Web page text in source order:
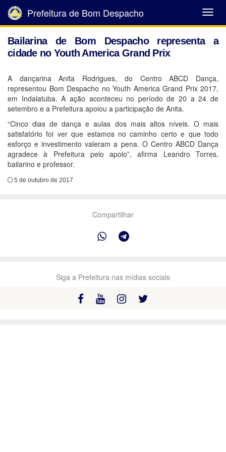
Abrir
Menu
Prefeitura de Bom Despacho
Bailarina de Bom Despacho representa a
cidade no Youth America Grand Prix
A dançarina Anita Rodrigues, do Centro ABCD Dança,
representou Bom Despacho no Youth America Grand Prix 2017,
em Indaiatuba. A ação aconteceu no período de 20 a 24 de
setembro e a Prefeitura apoiou a participação de Anita.
“Cinco dias de dança e aulas dos mais altos níveis. O mais
satisfatório foi ver que estamos no caminho certo e que todo
esforço e investimento valeram a pena. O Centro ABCD Dança
agradece à Prefeitura pelo apoio”, afirma Leandro Torres,
bailarino e professor.
5 de outubro de 2017
Compartilhar
Siga a Prefeitura nas mídias sociais